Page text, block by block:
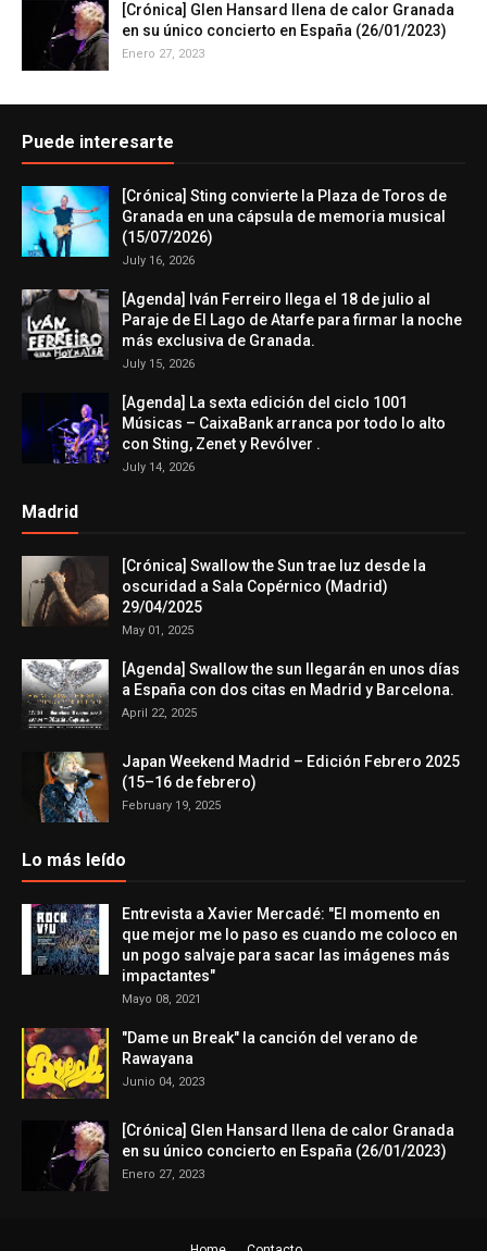
[Crónica] Glen Hansard llena de calor Granada
en su único concierto en España (26/01/2023)
Enero 27, 2023
Puede interesarte
[Crónica] Sting convierte la Plaza de Toros de
Granada en una cápsula de memoria musical
(15/07/2026)
July 16, 2026
[Agenda] Iván Ferreiro llega el 18 de julio al
Paraje de El Lago de Atarfe para firmar la noche
más exclusiva de Granada.
July 15, 2026
[Agenda] La sexta edición del ciclo 1001
Músicas – CaixaBank arranca por todo lo alto
con Sting, Zenet y Revólver .
July 14, 2026
Madrid
[Crónica] Swallow the Sun trae luz desde la
oscuridad a Sala Copérnico (Madrid)
29/04/2025
May 01, 2025
[Agenda] Swallow the sun llegarán en unos días
a España con dos citas en Madrid y Barcelona.
April 22, 2025
Japan Weekend Madrid – Edición Febrero 2025
(15–16 de febrero)
February 19, 2025
Lo más leído
Entrevista a Xavier Mercadé: "El momento en
que mejor me lo paso es cuando me coloco en
un pogo salvaje para sacar las imágenes más
impactantes"
Mayo 08, 2021
"Dame un Break" la canción del verano de
Rawayana
Junio 04, 2023
[Crónica] Glen Hansard llena de calor Granada
en su único concierto en España (26/01/2023)
Enero 27, 2023